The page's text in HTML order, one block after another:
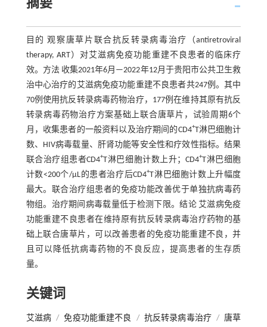
摘要
目的 观察唐草片联合抗反转录病毒治疗（antiretroviral
therapy, ART）对艾滋病免疫功能重建不良患者的临床疗
效。方法 收集2021年6月—2022年12月于贵阳市公共卫生救
治中心治疗的艾滋病免疫功能重建不良患者共247例。其中
70例使用抗反转录病毒药物治疗，177例在维持其原有抗反
转录病毒药物治疗方案基础上联合唐草片，试验周期6个
月，收集患者的一般资料以及治疗期间的CD4+T淋巴细胞计
数、HIV病毒载量、肝肾功能等安全性和疗效性指标。结果
联合治疗组患者CD4+T淋巴细胞计数上升；CD4+T淋巴细胞
计数<200个/μL的患者治疗后CD4+T淋巴细胞计数上升幅度
最大。联合治疗组患者的免疫功能改善优于单独抗病毒药
物组。治疗期间病毒载量低于检测下限。结论 艾滋病免疫
功能重建不良患者在维持原有抗反转录病毒治疗药物的基
础上联合唐草片，可以改善患者的免疫功能重建不良，并
且可以降低抗病毒药物的不良反应，提高患者的生存质
量。
关键词
艾滋病 / 免疫功能重建不良 / 抗反转录病毒治疗 / 唐草